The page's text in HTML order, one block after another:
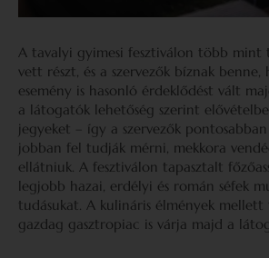
A tavalyi gyimesi fesztiválon több mint
vett részt, és a szervezők bíznak
esemény is hasonló érdeklődést vált
a látogatók lehetőség szerint
jegyeket – így a szervezők
jobban fel tudják mérni, mekkora
ellátniuk. A fesztiválon tapasztalt
legjobb hazai, erdélyi és román séfek
tudásukat. A kulináris élmények mellett
gazdag gasztropiac is várja majd a